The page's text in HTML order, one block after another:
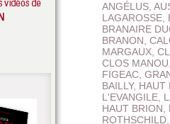
ANGÉLUS,
LAGAROSSE,
BRANAIRE
BRANON,
MARGAUX,
CLOS
FIGEAC,
BAILLY,
L'EVANGILE,
HAUT BRION,